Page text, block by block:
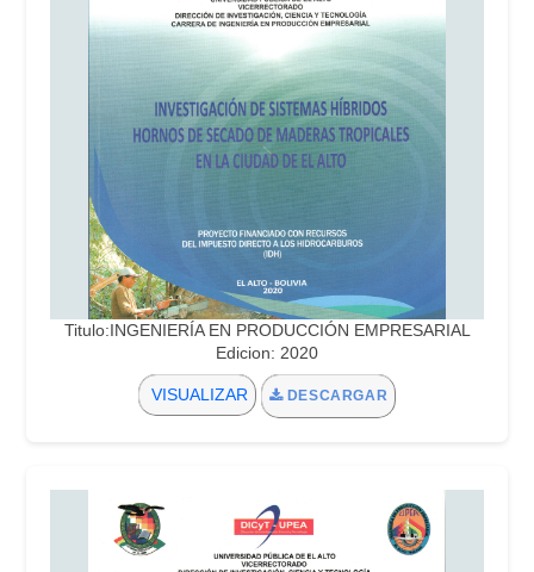
Titulo:INGENIERÍA EN PRODUCCIÓN EMPRESARIAL
Edicion: 2020
VISUALIZAR DESCARGAR